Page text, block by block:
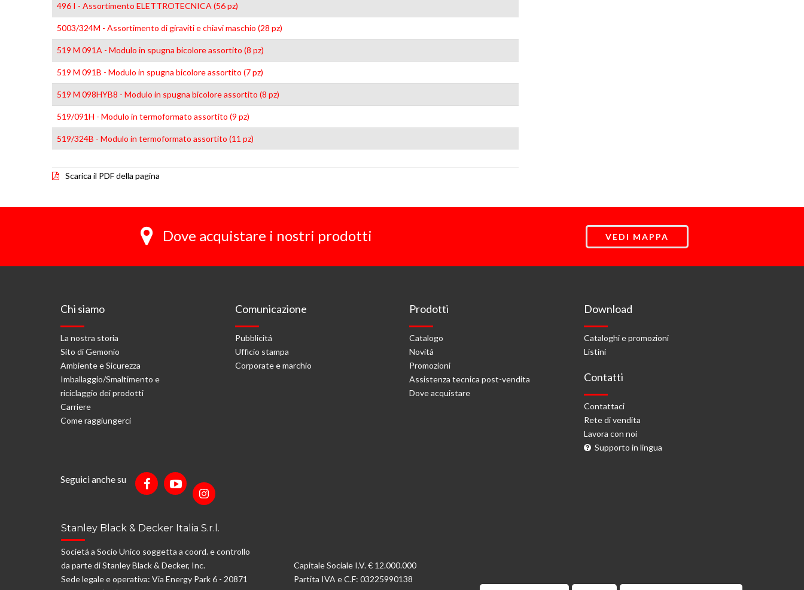
496 I - Assortimento ELETTROTECNICA (56 pz)
5003/324M - Assortimento di giraviti e chiavi maschio (28 pz)
519 M 091A - Modulo in spugna bicolore assortito (8 pz)
519 M 091B - Modulo in spugna bicolore assortito (7 pz)
519 M 098HYB8 - Modulo in spugna bicolore assortito (8 pz)
519/091H - Modulo in termoformato assortito (9 pz)
519/324B - Modulo in termoformato assortito (11 pz)
Scarica il PDF della pagina
Dove acquistare i nostri prodotti VEDI MAPPA
Chi siamo
La nostra storia
Sito di Gemonio
Ambiente e Sicurezza
Imballaggio/Smaltimento e
riciclaggio dei prodotti
Carriere
Come raggiungerci
Comunicazione
Pubblicitá
Ufficio stampa
Corporate e marchio
Prodotti
Catalogo
Novitá
Promozioni
Assistenza tecnica post-vendita
Dove acquistare
Download
Cataloghi e promozioni
Listini
Contatti
Contattaci
Rete di vendita
Lavora con noi
Supporto in lingua
Seguici anche su
Stanley Black & Decker Italia S.r.l.
Societá a Socio Unico soggetta a coord. e controllo
da parte di Stanley Black & Decker, Inc.
Sede legale e operativa: Via Energy Park 6 - 20871
Capitale Sociale I.V. € 12.000.000
Partita IVA e C.F: 03225990138